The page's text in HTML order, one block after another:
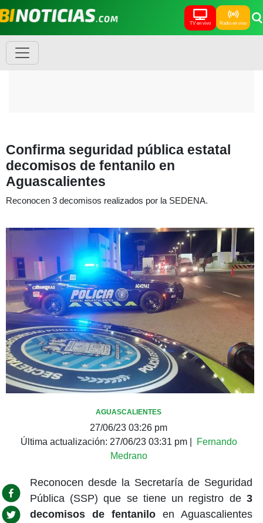
TV en vivo Radio en vivo
Confirma seguridad pública estatal
decomisos de fentanilo en
Aguascalientes
Reconocen 3 decomisos realizados por la SEDENA.
AGUASCALIENTES
27/06/23 03:26 pm
Última actualización: 27/06/23 03:31 pm|
Fernando
Medrano
Reconocen desde la Secretaría de Seguridad
Pública (SSP) que se tiene un registro de 3
decomisos de fentaniloen Aguascalientes